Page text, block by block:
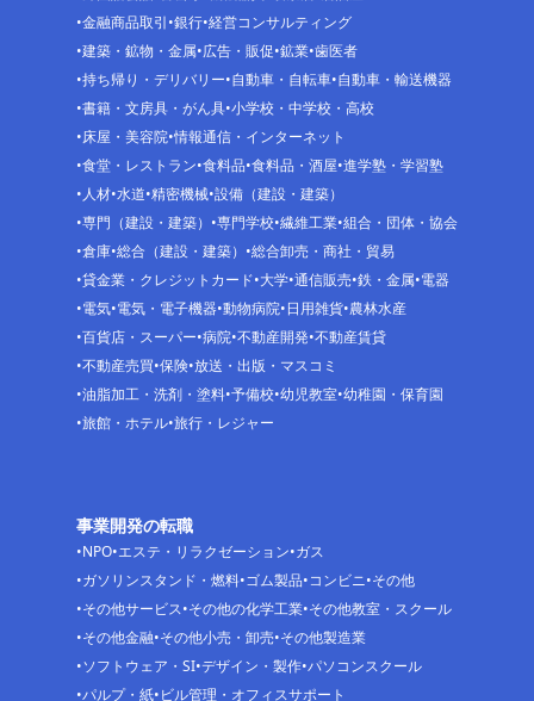
金融商品取引 銀行 経営コンサルティング
建築・鉱物・金属 広告・販促 鉱業 歯医者
持ち帰り・デリバリー 自動車・自転車 自動車・輸送機器
書籍・文房具・がん具 小学校・中学校・高校
床屋・美容院 情報通信・インターネット
食堂・レストラン 食料品 食料品・酒屋 進学塾・学習塾
人材 水道 精密機械 設備（建設・建築）
専門（建設・建築）
専門学校 繊維工業 組合・団体・協会
倉庫 総合（建設・建築）
総合卸売・商社・貿易
貸金業・クレジットカード 大学 通信販売 鉄・金属 電器
電気 電気・電子機器 動物病院 日用雑貨 農林水産
百貨店・スーパー 病院 不動産開発 不動産賃貸
不動産売買 保険 放送・出版・マスコミ
油脂加工・洗剤・塗料 予備校 幼児教室 幼稚園・保育園
旅館・ホテル 旅行・レジャー
事業開発の転職
NPO エステ・リラクゼーション ガス
ガソリンスタンド・燃料 ゴム製品 コンビニ その他
その他サービス その他の化学工業 その他教室・スクール
その他金融 その他小売・卸売 その他製造業
ソフトウェア・SI デザイン・製作 パソコンスクール
パルプ・紙 ビル管理・オフィスサポート